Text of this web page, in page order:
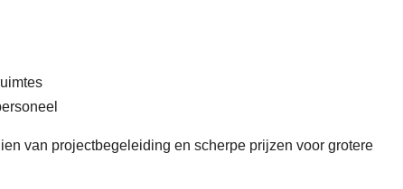
van projectbegeleiding en scherpe prijzen voor grotere